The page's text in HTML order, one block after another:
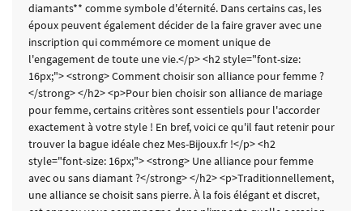
diamants** comme symbole d'éternité. Dans certains cas, les
époux peuvent également décider de la faire graver avec une
inscription qui commémore ce moment unique de
l'engagement de toute une vie.</p> <h2 style="font-size:
16px;"> <strong> Comment choisir son alliance pour femme ?
</strong> </h2> <p>Pour bien choisir son alliance de mariage
pour femme, certains critères sont essentiels pour l'accorder
exactement à votre style ! En bref, voici ce qu'il faut retenir pour
trouver la bague idéale chez Mes-Bijoux.fr !</p> <h2
style="font-size: 16px;"> <strong> Une alliance pour femme
avec ou sans diamant ?</strong> </h2> <p>Traditionnellement,
une alliance se choisit sans pierre. À la fois élégant et discret,